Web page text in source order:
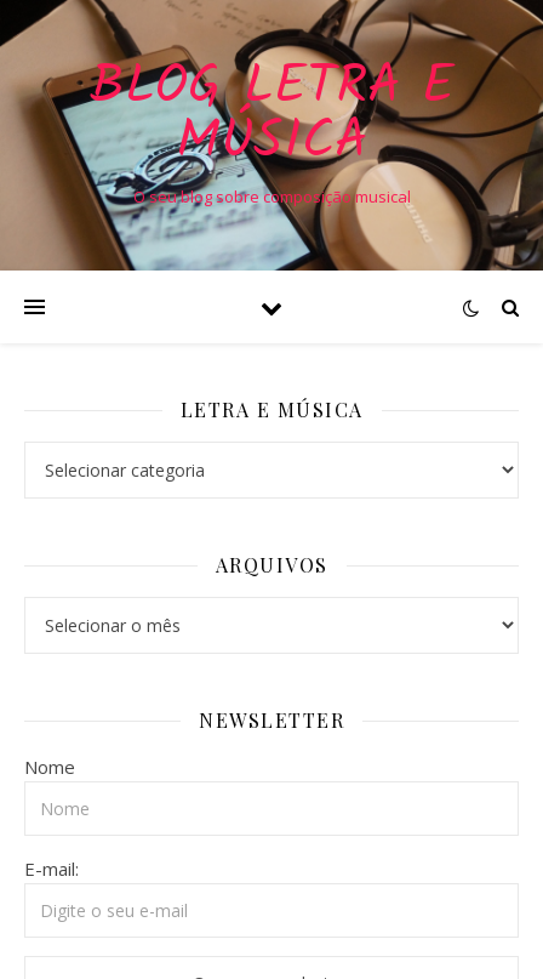
BLOG LETRA E
MÚSICA
O seu blog sobre composição musical
LETRA E MÚSICA
ARQUIVOS
NEWSLETTER
Nome
E-mail: